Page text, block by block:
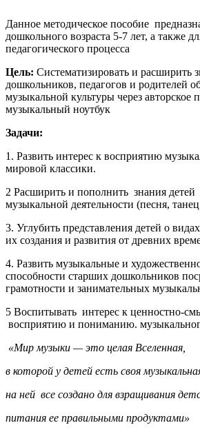
Данное методическое пособие
дошкольного возраста 5-7 лет, а также
педагогического процесса
Цель: Систематизировать и расширить
дошкольников, педагогов и родителей
музыкальной культуры через авторское
музыкальный ноутбук
Задачи:
1. Развить интерес к восприятию
мировой классики.
2 Расширить и пополнить знания
музыкальной деятельности (песня,
3. Углубить представления детей о
их создания и развития от древних
4. Развить музыкальные и
способности старших дошкольников
грамотности и занимательных
5 Воспитывать интерес к ценностно-
восприятию и пониманию.
«Мир музыки — это целая Вселенная,
в которой у детей есть своя
на ней все создано для взращивания
питания ее правильными продуктами»